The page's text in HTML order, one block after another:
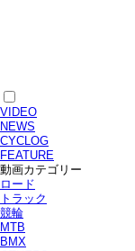
VIDEO
NEWS
CYCLOG
FEATURE
動画カテゴリー
ロード
トラック
競輪
MTB
BMX